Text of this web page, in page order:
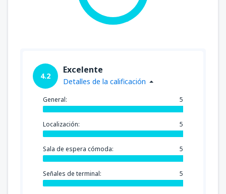
4.2
Excelente
Detalles de la calificación
General: 5
Localización: 5
Sala de espera cómoda: 5
Señales de terminal: 5